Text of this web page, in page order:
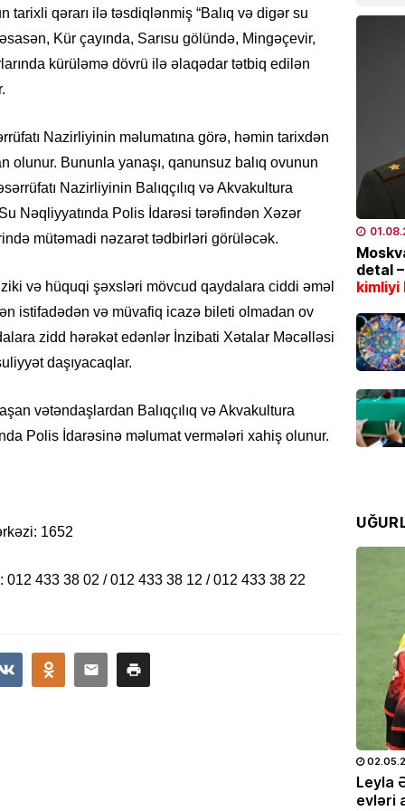
tarixli qərarı ilə təsdiqlənmiş “Balıq və digər su
Kür çayında, Sarısu gölündə, Mingəçevir,
kürüləmə dövrü ilə əlaqədar tətbiq edilən
Nazirliyinin məlumatına görə, həmin tarixdən
olunur. Bununla yanaşı, qanunsuz balıq ovunun
Nazirliyinin Balıqçılıq və Akvakultura
Nəqliyyatında Polis İdarəsi tərəfindən Xəzər
mütəmadi nəzarət tədbirləri görüləcək.
və hüquqi şəxsləri mövcud qaydalara ciddi əməl
istifadədən və müvafiq icazə bileti olmadan ov
zidd hərəkət edənlər İnzibati Xətalar Məcəlləsi
daşıyacaqlar.
vətəndaşlardan Balıqçılıq və Akvakultura
Polis İdarəsinə məlumat vermələri xahiş olunur.
1652
012 433 38 02 / 012 433 38 12 / 012 433 38 22
təyin
külək,
HADISƏ
detal –
kimliyi
Leyla
evləri